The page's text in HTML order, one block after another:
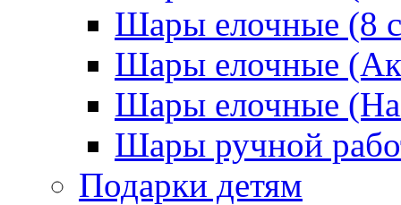
Шары елочные (8
Шары елочные
Шары елочные
Шары ручной
Подарки детям